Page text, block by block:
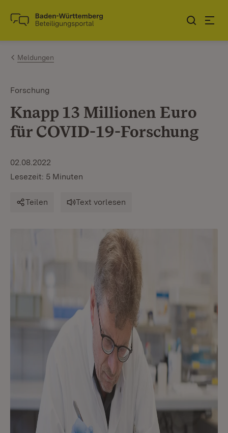
Zum Inhalt springen
Link zur Startseite
Meldungen
Forschung
Knapp 13 Millionen Euro
für COVID-19-Forschung
02.08.2022
Lesezeit: 5 Minuten
Teilen Text vorlesen